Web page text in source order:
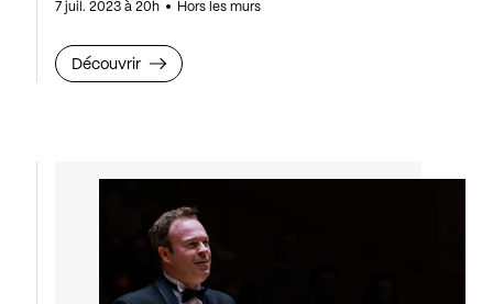
7 juil. 2023 à 20h Hors les murs
Découvrir